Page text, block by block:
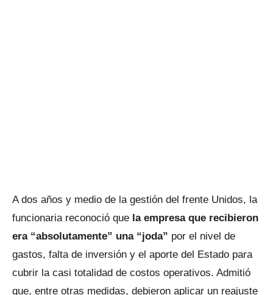
A dos años y medio de la gestión del frente Unidos, la
funcionaria reconoció que la empresa que recibieron
era “absolutamente” una “joda” por el nivel de
gastos, falta de inversión y el aporte del Estado para
cubrir la casi totalidad de costos operativos. Admitió
que, entre otras medidas, debieron aplicar un reajuste